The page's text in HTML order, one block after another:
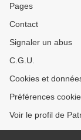
Pages
Contact
Signaler un abus
C.G.U.
Cookies et
Préférences
Voir le profil de